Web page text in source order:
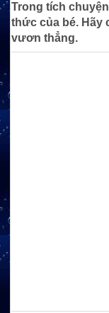
Trong tích
thức của bé. Hãy
vươn thẳng.